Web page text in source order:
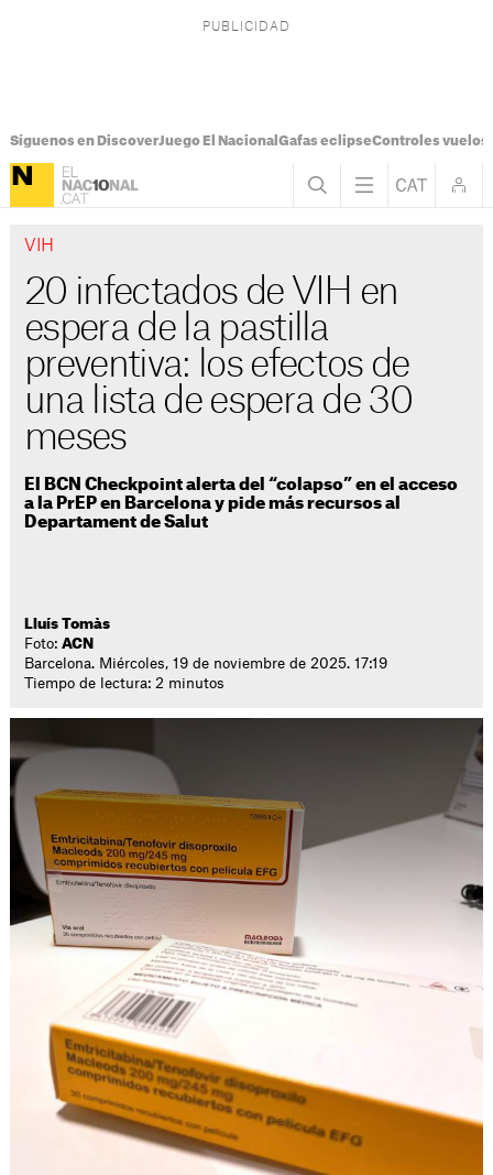
Síguenos en DiscoverJuego El Nacional Gafas eclipseControles vuelos
VIH
20 infectados de VIH en
espera de la pastilla
preventiva: los efectos de
una lista de espera de 30
meses
El BCN Checkpoint alerta del “colapso” en el acceso
a la PrEP en Barcelona y pide más recursos al
Departament de Salut
Lluís Tomàs
Foto:ACN
Barcelona. Miércoles, 19 de noviembre de 2025. 17:19
Tiempo de lectura: 2 minutos